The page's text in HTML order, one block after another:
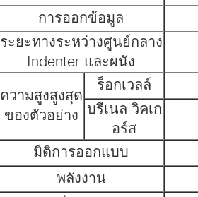
การออกข้อมูล
ระยะทางระหว่างศูนย์กลาง
Indenter และผนัง
ความสูงสูงสุด
ของตัวอย่าง
ร็อกเวลล์
บรีเนล วิคเก
อร์ส
มิติการออกแบบ
พลังงาน